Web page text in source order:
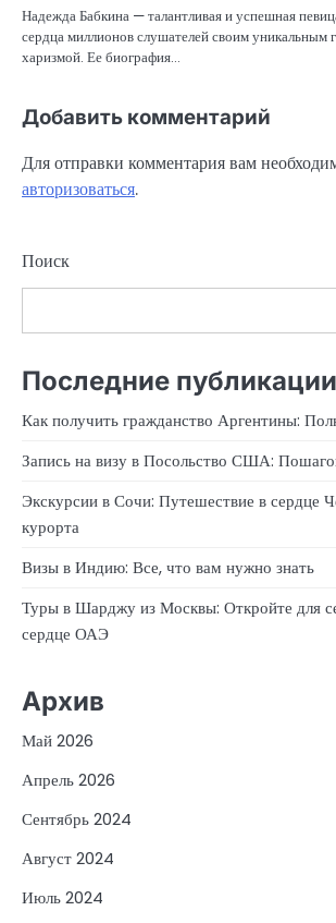
Надежда Бабкина — талантливая и успешная
сердца миллионов слушателей своим уникальным
харизмой. Ее биография…
Добавить комментарий
Для отправки комментария вам
авторизоваться.
Поиск
Последние публикации
Как получить гражданство Аргентины:
Запись на визу в Посольство США:
Экскурсии в Сочи: Путешествие в сердце
курорта
Визы в Индию: Все, что вам нужно знать
Туры в Шарджу из Москвы: Откройте для
сердце ОАЭ
Архив
Май 2026
Апрель 2026
Сентябрь 2024
Август 2024
Июль 2024